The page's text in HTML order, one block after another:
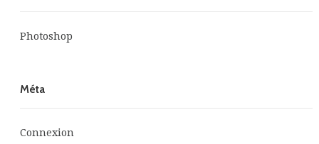
Photoshop
Méta
Connexion